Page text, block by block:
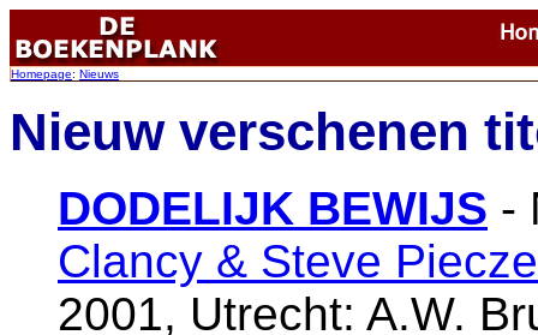
Homepage: Nieuws
Nieuw verschenen
DODELIJK BEWIJS -
Clancy & Steve
2001, Utrecht: A.W.